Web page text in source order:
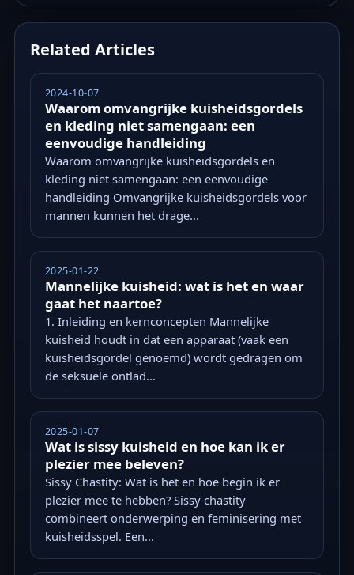
Related Articles
2024-10-07
Waarom omvangrijke kuisheidsgordels
en kleding niet samengaan: een
eenvoudige handleiding
Waarom omvangrijke kuisheidsgordels en
kleding niet samengaan: een eenvoudige
handleiding Omvangrijke kuisheidsgordels voor
mannen kunnen het drage...
2025-01-22
Mannelijke kuisheid: wat is het en waar
gaat het naartoe?
1. Inleiding en kernconcepten Mannelijke
kuisheid houdt in dat een apparaat (vaak een
kuisheidsgordel genoemd) wordt gedragen om
de seksuele ontlad...
2025-01-07
Wat is sissy kuisheid en hoe kan ik er
plezier mee beleven?
Sissy Chastity: Wat is het en hoe begin ik er
plezier mee te hebben? Sissy chastity
combineert onderwerping en feminisering met
kuisheidsspel. Een...